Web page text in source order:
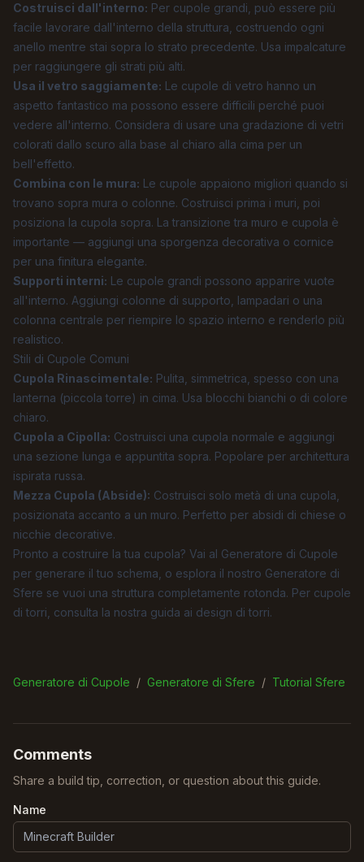
Costruisci dall'interno: Per cupole grandi, può essere più
facile lavorare dall'interno della struttura, costruendo ogni
anello mentre stai sopra lo strato precedente. Usa impalcature
per raggiungere gli strati più alti.
Usa il vetro saggiamente: Le cupole di vetro hanno un
aspetto fantastico ma possono essere difficili perché puoi
vedere all'interno. Considera di usare una gradazione di vetri
colorati dallo scuro alla base al chiaro alla cima per un
bell'effetto.
Combina con le mura: Le cupole appaiono migliori quando si
trovano sopra mura o colonne. Costruisci prima i muri, poi
posiziona la cupola sopra. La transizione tra muro e cupola è
importante — aggiungi una sporgenza decorativa o cornice
per una finitura elegante.
Supporti interni: Le cupole grandi possono apparire vuote
all'interno. Aggiungi colonne di supporto, lampadari o una
colonna centrale per riempire lo spazio interno e renderlo più
realistico.
Stili di Cupole Comuni
Cupola Rinascimentale: Pulita, simmetrica, spesso con una
lanterna (piccola torre) in cima. Usa blocchi bianchi o di colore
chiaro.
Cupola a Cipolla: Costruisci una cupola normale e aggiungi
una sezione lunga e appuntita sopra. Popolare per architettura
ispirata russa.
Mezza Cupola (Abside): Costruisci solo metà di una cupola,
posizionata accanto a un muro. Perfetto per absidi di chiese o
nicchie decorative.
Pronto a costruire la tua cupola? Vai al Generatore di Cupole
per generare il tuo schema, o esplora il nostro Generatore di
Sfere se vuoi una struttura completamente rotonda. Per cupole
di torri, consulta la nostra guida ai design di torri.
Generatore di Cupole / Generatore di Sfere / Tutorial Sfere
Comments
Share a build tip, correction, or question about this guide.
Name